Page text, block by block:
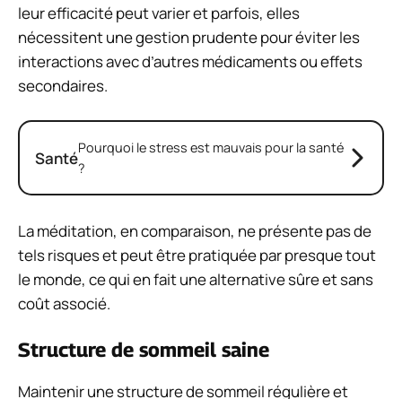
leur efficacité peut varier et parfois, elles
nécessitent une gestion prudente pour éviter les
interactions avec d’autres médicaments ou effets
secondaires.
SantéPourquoi le stress est mauvais pour la santé
?
La méditation, en comparaison, ne présente pas de
tels risques et peut être pratiquée par presque tout
le monde, ce qui en fait une alternative sûre et sans
coût associé.
Structure de sommeil saine
Maintenir une structure de sommeil régulière et